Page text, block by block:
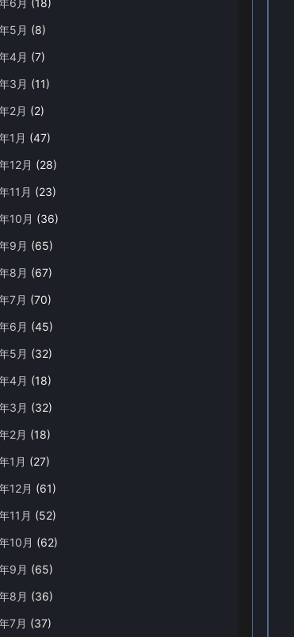
6月 (18)
5月 (8)
4月 (7)
3月 (11)
2月 (2)
1月 (47)
12月 (28)
11月 (23)
10月 (36)
9月 (65)
8月 (67)
7月 (70)
6月 (45)
5月 (32)
4月 (18)
3月 (32)
2月 (18)
1月 (27)
12月 (61)
11月 (52)
10月 (62)
9月 (65)
8月 (36)
7月 (37)